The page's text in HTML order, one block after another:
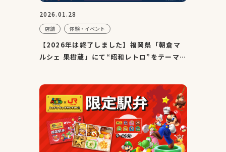
2026.01.28
店舗 体験・イベント
【2026年は終了しました】福岡県「朝倉マ
ルシェ 果樹蔵」にて“昭和レトロ”をテーマに